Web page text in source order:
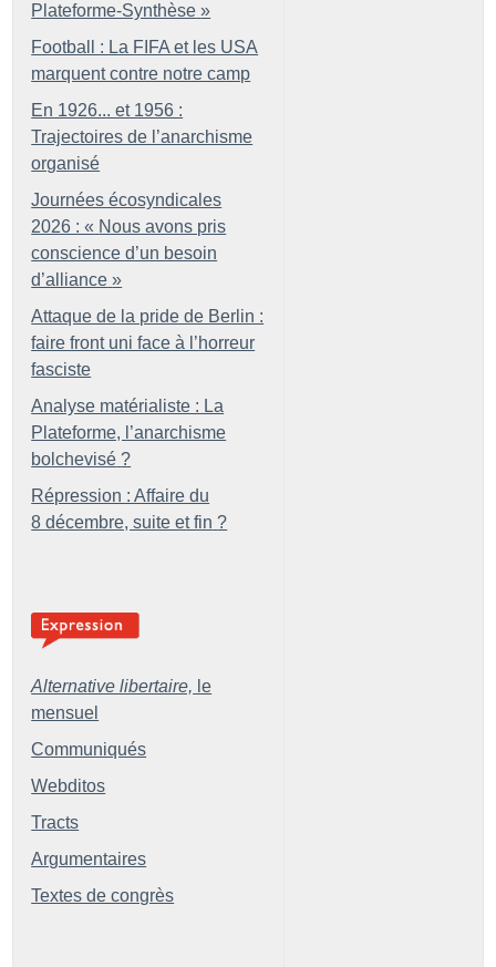
Plateforme-Synthèse »
Football : La FIFA et les USA
marquent contre notre camp
En 1926... et 1956 :
Trajectoires de l’anarchisme
organisé
Journées écosyndicales
2026 : « Nous avons pris
conscience d’un besoin
d’alliance »
Attaque de la pride de Berlin :
faire front uni face à l’horreur
fasciste
Analyse matérialiste : La
Plateforme, l’anarchisme
bolchevisé ?
Répression : Affaire du
8 décembre, suite et fin ?
Alternative libertaire, le
mensuel
Communiqués
Webditos
Tracts
Argumentaires
Textes de congrès